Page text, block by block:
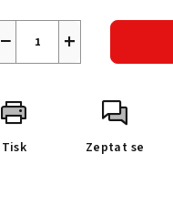
+
−
Tisk Zeptat se